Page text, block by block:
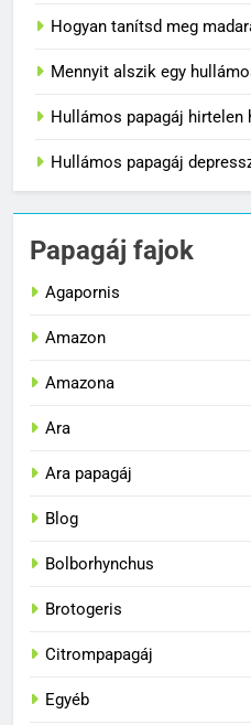
Hogyan tanítsd meg
Mennyit alszik egy
Hullámos papagáj
Hullámos papagáj
Papagáj fajok
Agapornis
Amazon
Amazona
Ara
Ara papagáj
Blog
Bolborhynchus
Brotogeris
Citrompapagáj
Egyéb